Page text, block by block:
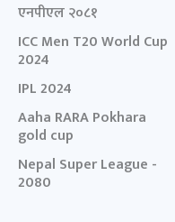
एनपीएल २०८१
ICC Men T20 World Cup
2024
IPL 2024
Aaha RARA Pokhara
gold cup
Nepal Super League -
2080